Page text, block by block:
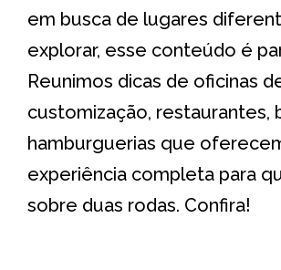
em busca de lugares
explorar, esse conteúdo é
Reunimos dicas de oficinas
customização, restaurantes,
hamburguerias que
experiência completa para
sobre duas rodas. Confira!